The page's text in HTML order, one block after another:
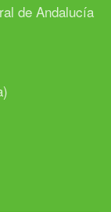
de Andalucía